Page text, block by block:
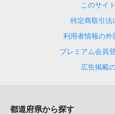
このサイ
特定商取引法
利用者情報の外
プレミアム会員
広告掲載
都道府県から探す